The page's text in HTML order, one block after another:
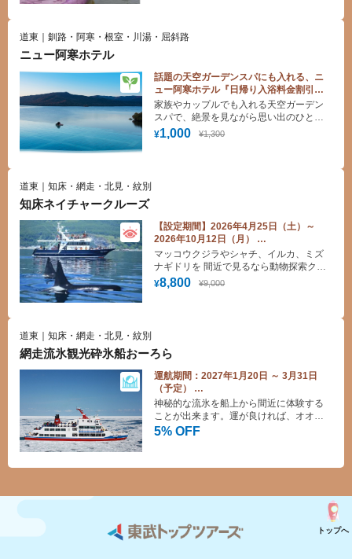
道東｜釧路・阿寒・根室・川湯・屈斜路
ニュー阿寒ホテル
話題の天空ガーデンスパにも入れる、ニ
ュー阿寒ホテル『日帰り入浴料金割引ク
ーポン』
¥1,000 ¥1,300
家族やカップルでも入れる天空ガーデン
スパで、絶景を見ながら思い出のひと時
をお楽しみください！
道東｜知床・網走・北見・紋別
知床ネイチャークルーズ
【設定期間】2026年4月25日（土）～
2026年10月12日（月）
夏季クルーズ クジラ・イルカ・バードウ
ォッチング
乗船料金より200円割引 【要事前予約】
¥8,800 ¥9,000
マッコウクジラやシャチ、イルカ、ミズ
ナギドリを 間近で見るなら動物探索クル
ージング 所要時間約2時間半のクルージ
ングです
道東｜知床・網走・北見・紋別
網走流氷観光砕氷船おーろら
運航期間：2027年1月20日 ～ 3月31日
（予定）
網走流氷観光砕氷船おーろら 乗船料
「5％」割引♪
5% OFF
神秘的な流氷を船上から間近に体験する
ことが出来ます。運が良ければ、オオワ
シやアザラシに出会えるかも！？冬の醍
トップへ